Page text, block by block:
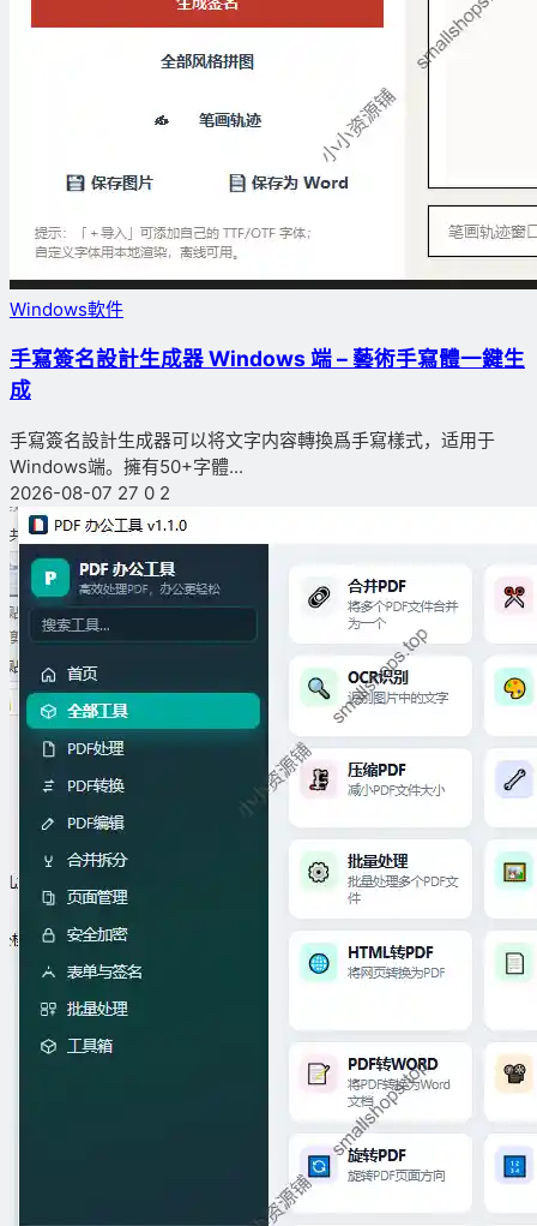
Windows軟件
手寫簽名設計生成器 Windows 端 – 藝術手寫體一鍵生
成
手寫簽名設計生成器可以将文字内容轉換爲手寫樣式，适用于
Windows端。擁有50+字體...
2026-08-07 27 0 2